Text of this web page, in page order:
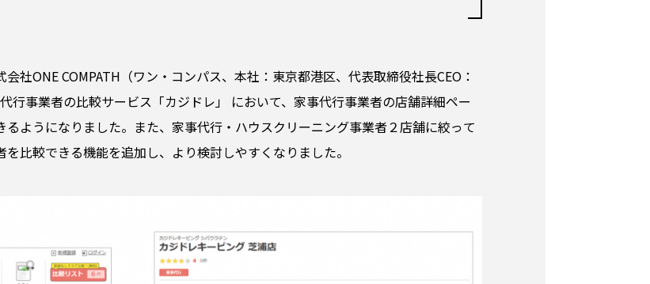
社ONE COMPATH（ワン・コンパス、本社：東京都港区、代表取締役社長CEO：
行事業者の比較サービス「カジドレ」 において、家事代行事業者の店舗詳細ペー
ようになりました。また、家事代行・ハウスクリーニング事業者２店舗に絞って
比較できる機能を追加し、より検討しやすくなりました。